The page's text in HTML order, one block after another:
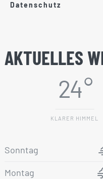
Datenschutz
AKTUELLES
24 °
KLARER HIMMEL
Sonntag
Montag